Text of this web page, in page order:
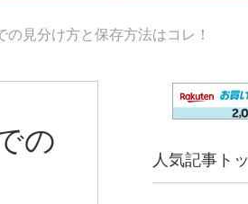
見分け方と保存方法はコレ！
の
人気記事ト